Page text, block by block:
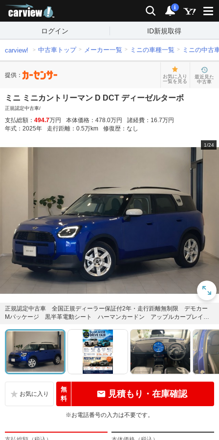
検索 通知
i
ログイン ID新規取得
carview! 中古車トップ メーカー一覧 ミニの車種一覧 ミニの中古
提供：
お気に入り
一覧を見る
最近見た
中古車
ミニ ミニカントリーマン D DCT ディーゼルターボ
正規認定中古車/
支払総額： 494.7万円 本体価格： 478.0万円 諸経費： 16.7万円
年式： 2025年 走行距離： 0.5万km 修復歴： なし
1/24
正規認定中古車 全国正規ディーラー保証付2年・走行距離無制限 デモカー
Mパッケージ 黒半革電動シート ハーマンカードン アップルカープレイ
無
料
見積もり・在庫確認
※お電話番号の入力は不要です。